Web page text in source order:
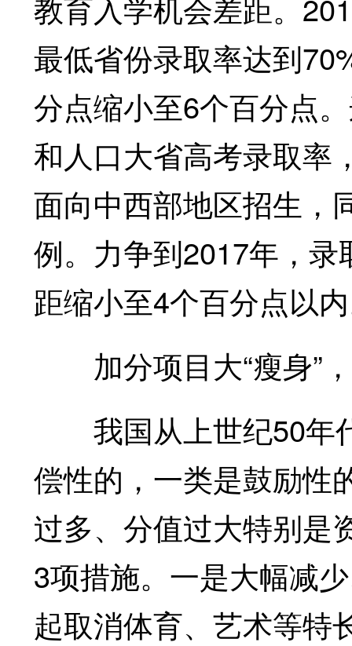
最低省份录取率达到
分点缩小至6个百分点
和人口大省高考录取率
面向中西部地区招生，
例。力争到2017年，
距缩小至4个百分点以
加分项目大“瘦身”
我国从上世纪50年
偿性的，一类是鼓励性
过多、分值过大特别是
3项措施。一是大幅减
起取消体育、艺术等特